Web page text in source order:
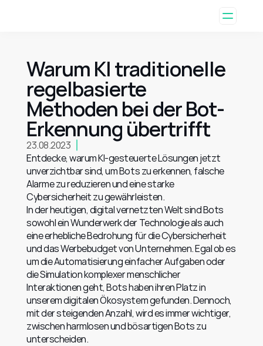
Warum KI traditionelle
regelbasierte
Methoden bei der Bot-
Erkennung übertrifft
23.08.2023
Entdecke, warum KI-gesteuerte Lösungen jetzt
unverzichtbar sind, um Bots zu erkennen, falsche
Alarme zu reduzieren und eine starke
Cybersicherheit zu gewährleisten.
In der heutigen, digital vernetzten Welt sind Bots
sowohl ein Wunderwerk der Technologie als auch
eine erhebliche Bedrohung für die Cybersicherheit
und das Werbebudget von Unternehmen. Egal ob es
um die Automatisierung einfacher Aufgaben oder
die Simulation komplexer menschlicher
Interaktionen geht, Bots haben ihren Platz in
unserem digitalen Ökosystem gefunden. Dennoch,
mit der steigenden Anzahl, wird es immer wichtiger,
zwischen harmlosen und bösartigen Bots zu
unterscheiden.